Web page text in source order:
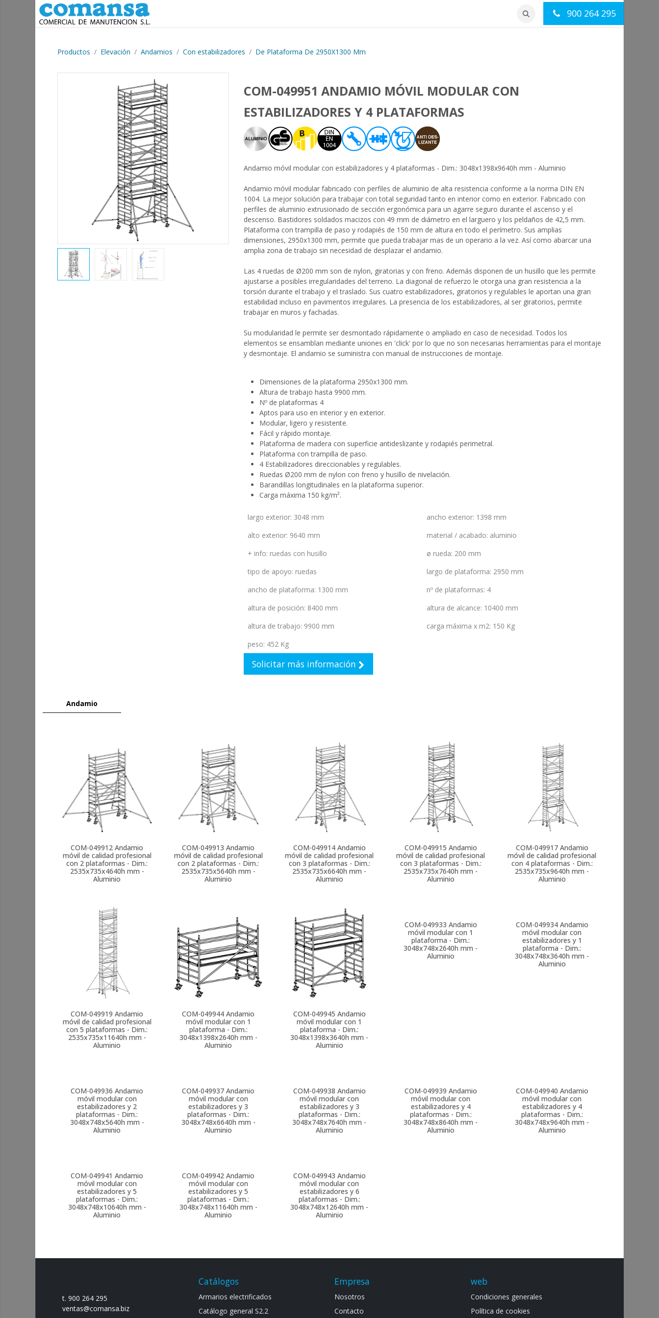
Ir al contenido
900 264 295
Productos Elevación Andamios Con estabilizadores De Plataforma De 2950X1300 Mm
COM-049951 ANDAMIO MÓVIL MODULAR CON
ESTABILIZADORES Y 4 PLATAFORMAS
Andamio móvil modular con estabilizadores y 4 plataformas - Dim.: 3048x1398x9640h mm - Aluminio
Andamio móvil modular fabricado con perfiles de aluminio de alta resistencia conforme a la norma DIN EN
1004. La mejor solución para trabajar con total seguridad tanto en interior como en exterior. Fabricado con
perfiles de aluminio extrusionado de sección ergonómica para un agarre seguro durante el ascenso y el
descenso. Bastidores soldados macizos con 49 mm de diámetro en el larguero y los peldaños de 42,5 mm.
Plataforma con trampilla de paso y rodapiés de 150 mm de altura en todo el perímetro. Sus amplias
dimensiones, 2950x1300 mm, permite que pueda trabajar mas de un operario a la vez. Así como abarcar una
amplia zona de trabajo sin necesidad de desplazar el andamio.
Las 4 ruedas de Ø200 mm son de nylon, giratorias y con freno. Además disponen de un husillo que les permite
ajustarse a posibles irregularidades del terreno. La diagonal de refuerzo le otorga una gran resistencia a la
torsión durante el trabajo y el traslado. Sus cuatro estabilizadores, giratorios y regulables le aportan una gran
estabilidad incluso en pavimentos irregulares. La presencia de los estabilizadores, al ser giratorios, permite
trabajar en muros y fachadas.
Su modularidad le permite ser desmontado rápidamente o ampliado en caso de necesidad. Todos los
elementos se ensamblan mediante uniones en 'click' por lo que no son necesarias herramientas para el montaje
y desmontaje. El andamio se suministra con manual de instrucciones de montaje.
Dimensiones de la plataforma 2950x1300 mm.
Altura de trabajo hasta 9900 mm.
Nº de plataformas 4
Aptos para uso en interior y en exterior.
Modular, ligero y resistente.
Fácil y rápido montaje.
Plataforma de madera con superficie antideslizante y rodapiés perimetral.
Plataforma con trampilla de paso.
4 Estabilizadores direccionables y regulables.
Ruedas Ø200 mm de nylon con freno y husillo de nivelación.
Barandillas longitudinales en la plataforma superior.
Carga máxima 150 kg/m².
largo exterior: 3048 mm ancho exterior: 1398 mm
alto exterior: 9640 mm material / acabado: aluminio
+ info: ruedas con husillo ø rueda: 200 mm
tipo de apoyo: ruedas largo de plataforma: 2950 mm
ancho de plataforma: 1300 mm nº de plataformas: 4
altura de posición: 8400 mm altura de alcance: 10400 mm
altura de trabajo: 9900 mm carga máxima x m2: 150 Kg
peso: 452 Kg
Solicitar más información
Andamio
COM-049912 Andamio
móvil de calidad profesional
con 2 plataformas - Dim.:
2535x735x4640h mm -
Aluminio
COM-049913 Andamio
móvil de calidad profesional
con 2 plataformas - Dim.:
2535x735x5640h mm -
Aluminio
COM-049914 Andamio
móvil de calidad profesional
con 3 plataformas - Dim.:
2535x735x6640h mm -
Aluminio
COM-049915 Andamio
móvil de calidad profesional
con 3 plataformas - Dim.:
2535x735x7640h mm -
Aluminio
COM-049917 Andamio
móvil de calidad profesional
con 4 plataformas - Dim.:
2535x735x9640h mm -
Aluminio
COM-049919 Andamio
móvil de calidad profesional
con 5 plataformas - Dim.:
2535x735x11640h mm -
Aluminio
COM-049944 Andamio
móvil modular con 1
plataforma - Dim.:
3048x1398x2640h mm -
Aluminio
COM-049945 Andamio
móvil modular con 1
plataforma - Dim.:
3048x1398x3640h mm -
Aluminio
COM-049933 Andamio
móvil modular con 1
plataforma - Dim.:
3048x748x2640h mm -
Aluminio
COM-049934 Andamio
móvil modular con
estabilizadores y 1
plataforma - Dim.:
3048x748x3640h mm -
Aluminio
COM-049936 Andamio
móvil modular con
estabilizadores y 2
plataformas - Dim.:
3048x748x5640h mm -
Aluminio
COM-049937 Andamio
móvil modular con
estabilizadores y 3
plataformas - Dim.:
3048x748x6640h mm -
Aluminio
COM-049938 Andamio
móvil modular con
estabilizadores y 3
plataformas - Dim.:
3048x748x7640h mm -
Aluminio
COM-049939 Andamio
móvil modular con
estabilizadores y 4
plataformas - Dim.:
3048x748x8640h mm -
Aluminio
COM-049940 Andamio
móvil modular con
estabilizadores y 4
plataformas - Dim.:
3048x748x9640h mm -
Aluminio
COM-049941 Andamio
móvil modular con
estabilizadores y 5
plataformas - Dim.:
3048x748x10640h mm -
Aluminio
COM-049942 Andamio
móvil modular con
estabilizadores y 5
plataformas - Dim.:
3048x748x11640h mm -
Aluminio
COM-049943 Andamio
móvil modular con
estabilizadores y 6
plataformas - Dim.:
3048x748x12640h mm -
Aluminio
t. 900 264 295
ventas@comansa.biz
web
Condiciones generales
Política de cookies
Empresa
Noso​tros
Contacto
Catálogos
Armarios electrif​icad​os
Catálogo general S​2.2